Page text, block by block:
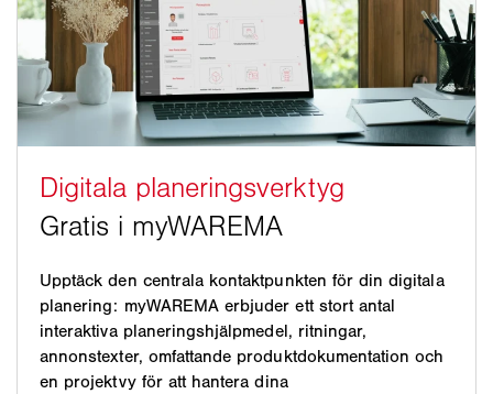
Upptäck den centrala kontaktpunkten för din digitala
planering: myWAREMA erbjuder ett stort antal
interaktiva planeringshjälpmedel, ritningar,
annonstexter, omfattande produktdokumentation och
en projektvy för att hantera dina